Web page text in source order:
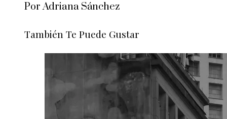
Por Adriana Sánchez
También Te Puede Gustar